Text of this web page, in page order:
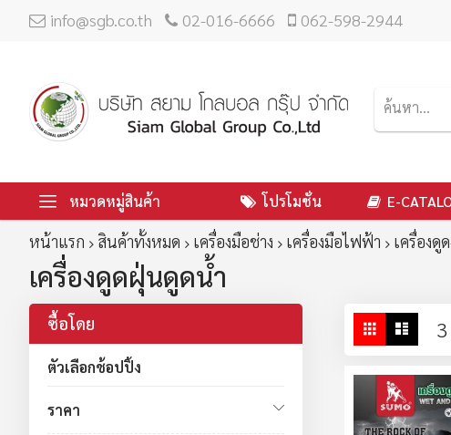
info@sgb.co.th 02-016-6666 062-598-2944
หมวดหมู่สินค้า โปรโมชั่น E-
หน้าแรก สินค้าทั้งหมด เครื่องมือช่าง เครื่องมือไฟฟ้า เครื่องดู
เครื่องดูดฝุ่นดูดน้ำ
ใน
มุม
มอง
ตาราง ราย3
ซื้อโดย
ตัวเลือกช้อปปิ้ง
ราคา